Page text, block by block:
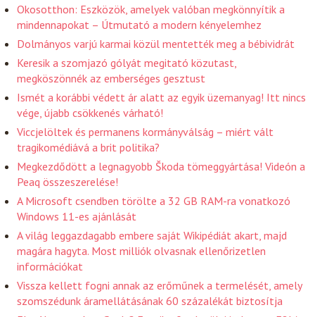
Okosotthon: Eszközök, amelyek valóban megkönnyítik a
mindennapokat – Útmutató a modern kényelemhez
Dolmányos varjú karmai közül mentették meg a bébividrát
Keresik a szomjazó gólyát megitató közutast,
megköszönnék az emberséges gesztust
Ismét a korábbi védett ár alatt az egyik üzemanyag! Itt nincs
vége, újabb csökkenés várható!
Viccjelöltek és permanens kormányválság – miért vált
tragikomédiává a brit politika?
Megkezdődött a legnagyobb Škoda tömeggyártása! Videón a
Peaq összeszerelése!
A Microsoft csendben törölte a 32 GB RAM-ra vonatkozó
Windows 11-es ajánlását
A világ leggazdagabb embere saját Wikipédiát akart, majd
magára hagyta. Most milliók olvasnak ellenőrizetlen
információkat
Vissza kellett fogni annak az erőműnek a termelését, amely
szomszédunk áramellátásának 60 százalékát biztosítja